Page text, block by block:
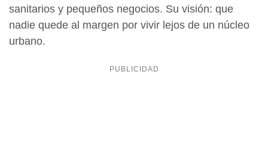
sanitarios y pequeños negocios. Su visión: que
nadie quede al margen por vivir lejos de un núcleo
urbano.